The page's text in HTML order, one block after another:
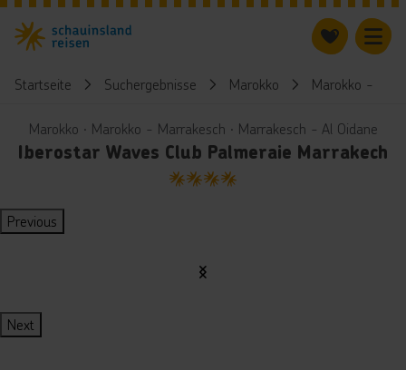
Startseite Suchergebnisse Marokko Marokko -
Marokko ∙ Marokko - Marrakesch ∙ Marrakesch - Al Oidane
Iberostar Waves Club Palmeraie Marrakech
4
Previous
Next